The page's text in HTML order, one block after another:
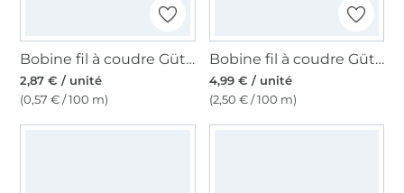
Bobine fil à coudre Gütermann 500m polyester Toldi, (186) beige
2,87 € / unité
(0,57 € / 100 m)
Bobine fil à coudre Gütermann 200m polyester, (870) bleu pétrole foncé
4,99 € / unité
(2,50 € / 100 m)